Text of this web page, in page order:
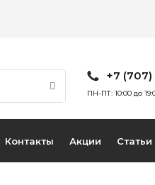
+7
ПН-ПТ: 10:00 до
Контакты Акции Статьи